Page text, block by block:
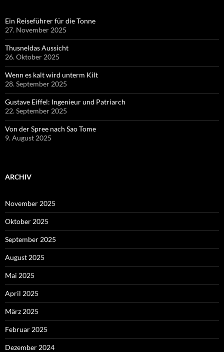
Ein Reiseführer für die Tonne
27. November 2025
Thusneldas Aussicht
26. Oktober 2025
Wenn es kalt wird unterm Kilt
28. September 2025
Gustave Eiffel: Ingenieur und Patriarch
22. September 2025
Von der Spree nach Sao Tome
9. August 2025
ARCHIV
November 2025
Oktober 2025
September 2025
August 2025
Mai 2025
April 2025
März 2025
Februar 2025
Dezember 2024